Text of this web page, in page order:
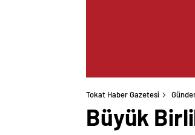
Tokat Haber Gazetesi
Büyük